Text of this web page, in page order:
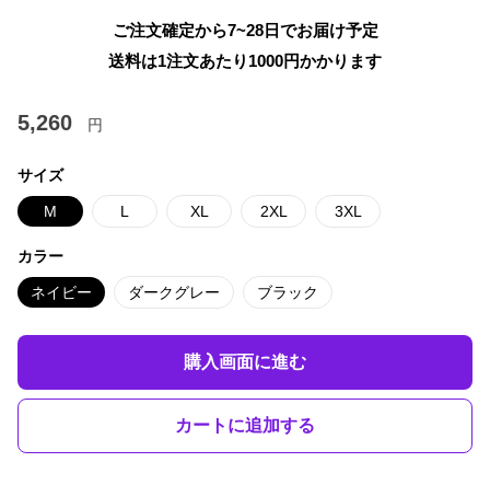
ご注文確定から7~28日でお届け予定
送料は1注文あたり 1000円かかります
5,260 円
サイズ
M L XL 2XL 3XL
カラー
ネイビー ダークグレー ブラック
購入画面に進む
カートに追加する